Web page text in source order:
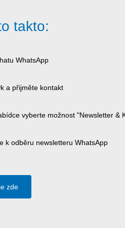
takto:
WhatsApp
a přijměte kontakt
vyberte možnost "Newsletter &
k odběru newsletteru WhatsApp
zde